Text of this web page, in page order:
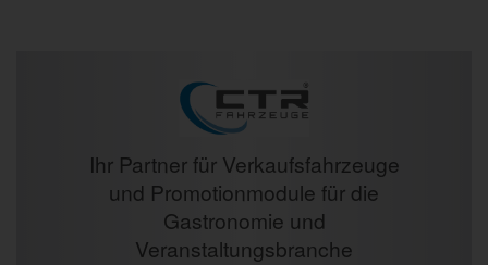
Ihr Partner für Verkaufsfahrzeuge
und Promotionmodule für die
Gastronomie und
Veranstaltungsbranche